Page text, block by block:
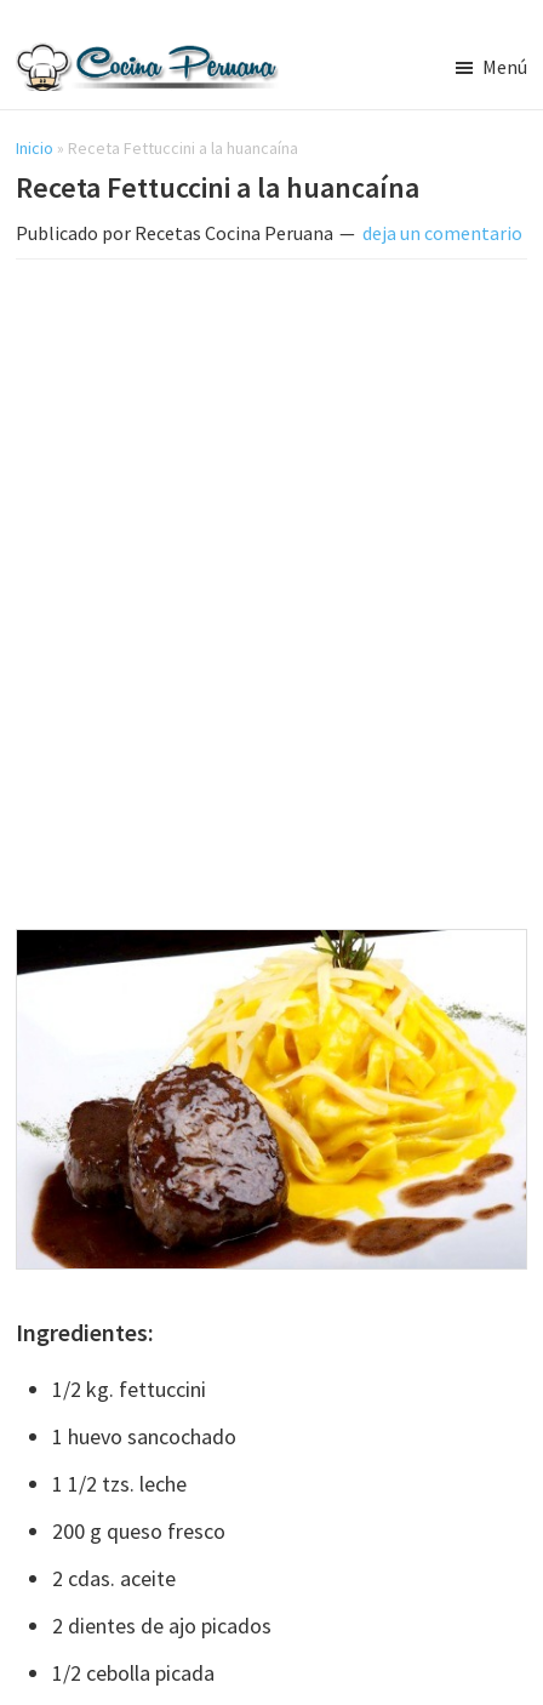
contenido
lateral
principal
Cocina
Peruana,
Recetas
de
Comida
Menú
Inicio » Receta Fettuccini a la huancaína
Receta Fettuccini a la huancaína
Publicado por Recetas Cocina Peruana deja un comentario
Ingredientes:
1/2 kg. fettuccini
1 huevo sancochado
1 1/2 tzs. leche
200 g queso fresco
2 cdas. aceite
2 dientes de ajo picados
1/2 cebolla picada